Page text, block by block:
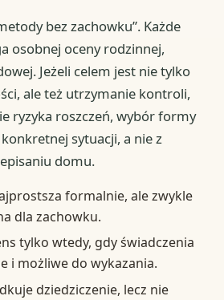
bez zachowku”. Każde
osobnej oceny rodzinnej,
Jeżeli celem jest nie tylko
ale też utrzymanie kontroli,
ryzyka roszczeń, wybór formy
sytuacji, a nie z
domu.
formalnie, ale zwykle
dla zachowku.
tylko wtedy, gdy świadczenia
i możliwe do wykazania.
dziedziczenie, lecz nie